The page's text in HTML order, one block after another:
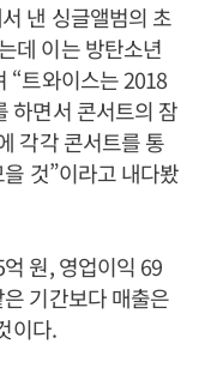
낸 싱글앨범의 초
데 이는 방탄소년
“트와이스는 2018
하면서 콘서트의 잠
각각 콘서트를 통
것”이라고 내다봤
원, 영업이익 69
기간보다 매출은
이다.